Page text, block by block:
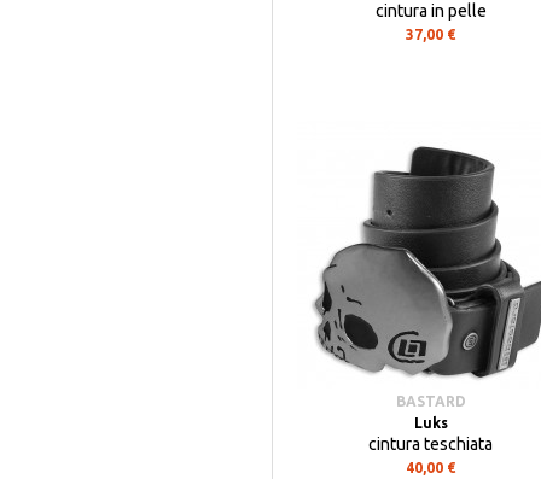
cintura in pelle
37,00 €
BASTARD
Luks
cintura teschiata
40,00 €